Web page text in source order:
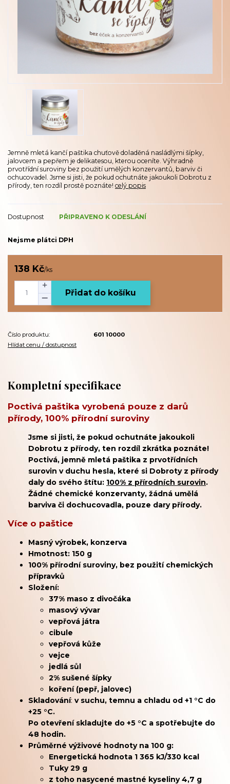
Jemně mletá kančí paštika chuťově doladěná nasládlými šípky,
jalovcem a pepřem je delikatesou, kterou oceníte. Výhradně
prvotřídní suroviny bez použití umělých konzervantů, barviv či
ochucovadel. Jsme si jisti, že pokud ochutnáte jakoukoli Dobrotu z
přírody, ten rozdíl prostě poznáte! celý popis
Dostupnost PŘIPRAVENO K ODESLÁNÍ
Nejsme plátci DPH
138 Kč/ks
Přidat do košíku
Číslo produktu:
601 10000
Hlídat cenu / dostupnost
Kompletní specifikace
Poctivá paštika vyrobená pouze z darů
přírody, 100% přírodní suroviny
Jsme si jisti, že pokud ochutnáte jakoukoli
Dobrotu z přírody, ten rozdíl zkrátka poznáte!
Poctivá, jemně mletá paštika z prvotřídních
surovin v duchu hesla, které si Dobroty z přírody
daly do svého štítu: 100% z přírodních surovin.
Žádné chemické konzervanty, žádná umělá
barviva či dochucovadla, pouze dary přírody.
Více o paštice
Masný výrobek, konzerva
Hmotnost: 150 g
100% přírodní suroviny, bez použití chemických
přípravků
Složení:
37% maso z divočáka
masový vývar
vepřová játra
cibule
vepřová kůže
vejce
jedlá sůl
2% sušené šípky
koření (pepř, jalovec)
Skladování: v suchu, temnu a chladu od +1 °C do
+25 °C.
Po otevření skladujte do +5 °C a spotřebujte do
48 hodin.
Průměrné výživové hodnoty na 100 g:
Energetická hodnota 1 365 kJ/330 kcal
Tuky 29 g
z toho nasycené mastné kyseliny 4,7 g